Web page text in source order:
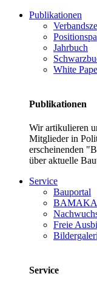
Publikationen
Jahrbuch
White
Publikationen
Wir artikulieren
Mitglieder in
erscheinenden
über aktuelle
Service
Bauportal
BAMAKA
Freie
Service